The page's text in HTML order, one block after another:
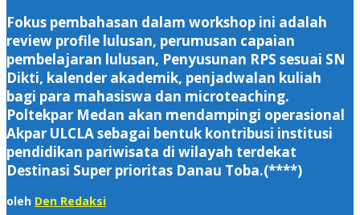
Fokus pembahasan dalam workshop ini adalah
review profile lulusan, perumusan capaian
pembelajaran lulusan, Penyusunan RPS sesuai SN
Dikti, kalender akademik, penjadwalan kuliah
bagi para mahasiswa dan microteaching.
Poltekpar Medan akan mendampingi operasional
Akpar ULCLA sebagai bentuk kontribusi institusi
pendidikan pariwisata di wilayah terdekat
Destinasi Super prioritas Danau Toba.(****)
oleh Den Redaksi